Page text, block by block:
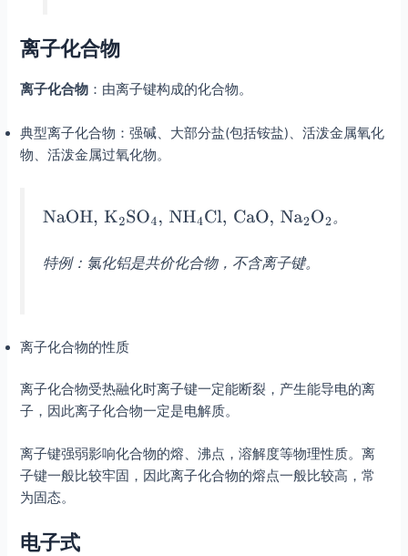
离子化合物
离子化合物 ：由离子键构成的化合物。
典型离子化合物：强碱、大部分盐(包括铵盐)、活泼金属氧化
物、活泼金属过氧化物。
。
特例：氯化铝是共价化合物，不含离子键。
离子化合物的性质
离子化合物受热融化时离子键一定能断裂，产生能导电的离
子，因此离子化合物一定是电解质。
离子键强弱影响化合物的熔、沸点，溶解度等物理性质。离
子键一般比较牢固，因此离子化合物的熔点一般比较高，常
为固态。
电子式